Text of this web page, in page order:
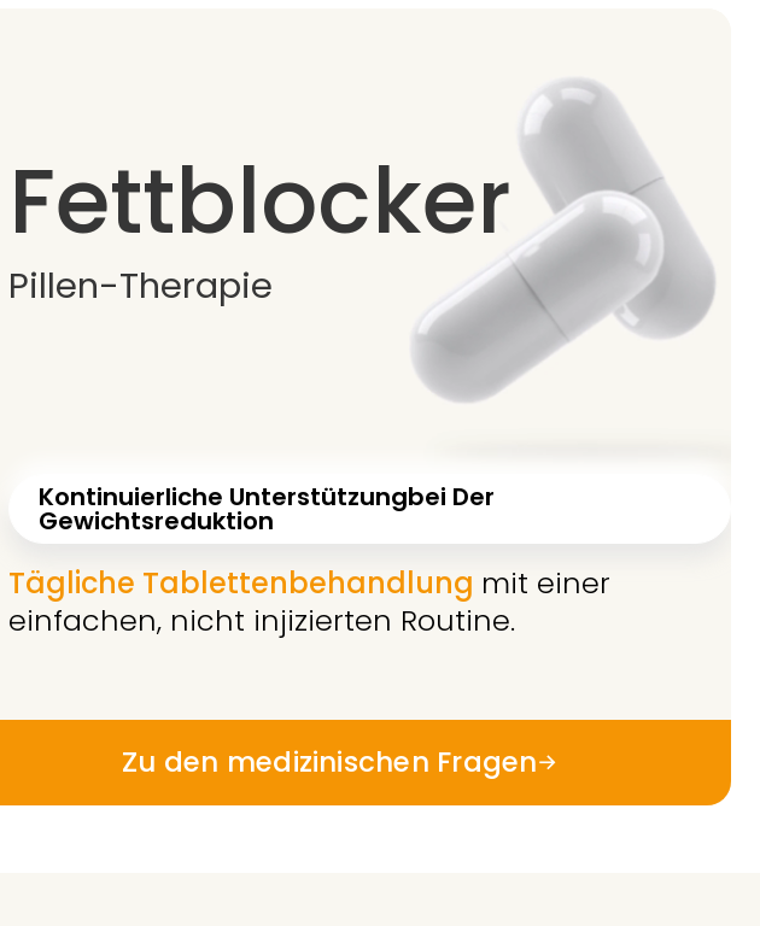
Fettblocker
Pillen-Therapie
Kontinuierliche UnterstützungBei Der
Gewichtsreduktion
Tägliche Tablettenbehandlung mit einer
einfachen, nicht injizierten Routine.
Zu den medizinischen Fragen→